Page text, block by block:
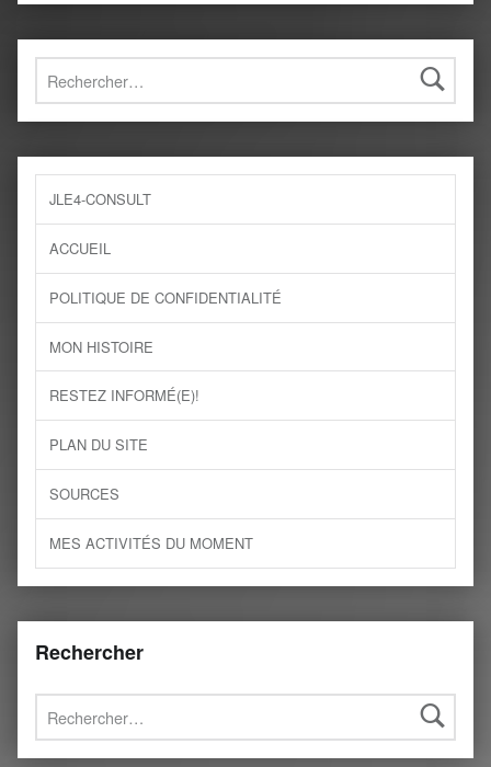
Rechercher :
JLE4-CONSULT
ACCUEIL
POLITIQUE DE CONFIDENTIALITÉ
MON HISTOIRE
RESTEZ INFORMÉ(E)!
PLAN DU SITE
SOURCES
MES ACTIVITÉS DU MOMENT
Rechercher
Rechercher :